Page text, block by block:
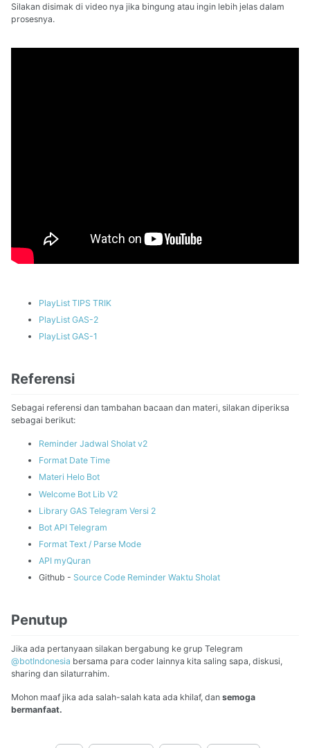
Silakan disimak di video nya jika bingung atau ingin lebih jelas dalam
prosesnya.
PlayList TIPS TRIK
PlayList GAS-2
PlayList GAS-1
Referensi
Sebagai referensi dan tambahan bacaan dan materi, silakan diperiksa
sebagai berikut:
Reminder Jadwal Sholat v2
Format Date Time
Materi Helo Bot
Welcome Bot Lib V2
Library GAS Telegram Versi 2
Bot API Telegram
Format Text / Parse Mode
API myQuran
Github - Source Code Reminder Waktu Sholat
Penutup
Jika ada pertanyaan silakan bergabung ke grup Telegram
@botIndonesia bersama para coder lainnya kita saling sapa, diskusi,
sharing dan silaturrahim.
Mohon maaf jika ada salah-salah kata ada khilaf, dan semoga
bermanfaat.